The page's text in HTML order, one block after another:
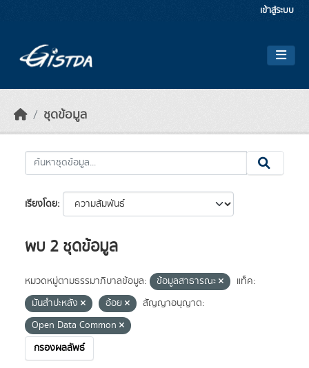
เข้าสู่ระบบ
ชุดข้อมูล
เรียงโดย
พบ 2 ชุดข้อมูล
หมวดหมู่ตามธรรมาภิบาลข้อมูล: ข้อมูลสาธารณะ
แท็ค:
มันสำปะหลัง
อ้อย
สัญญาอนุญาต:
Open Data Common
กรองผลลัพธ์